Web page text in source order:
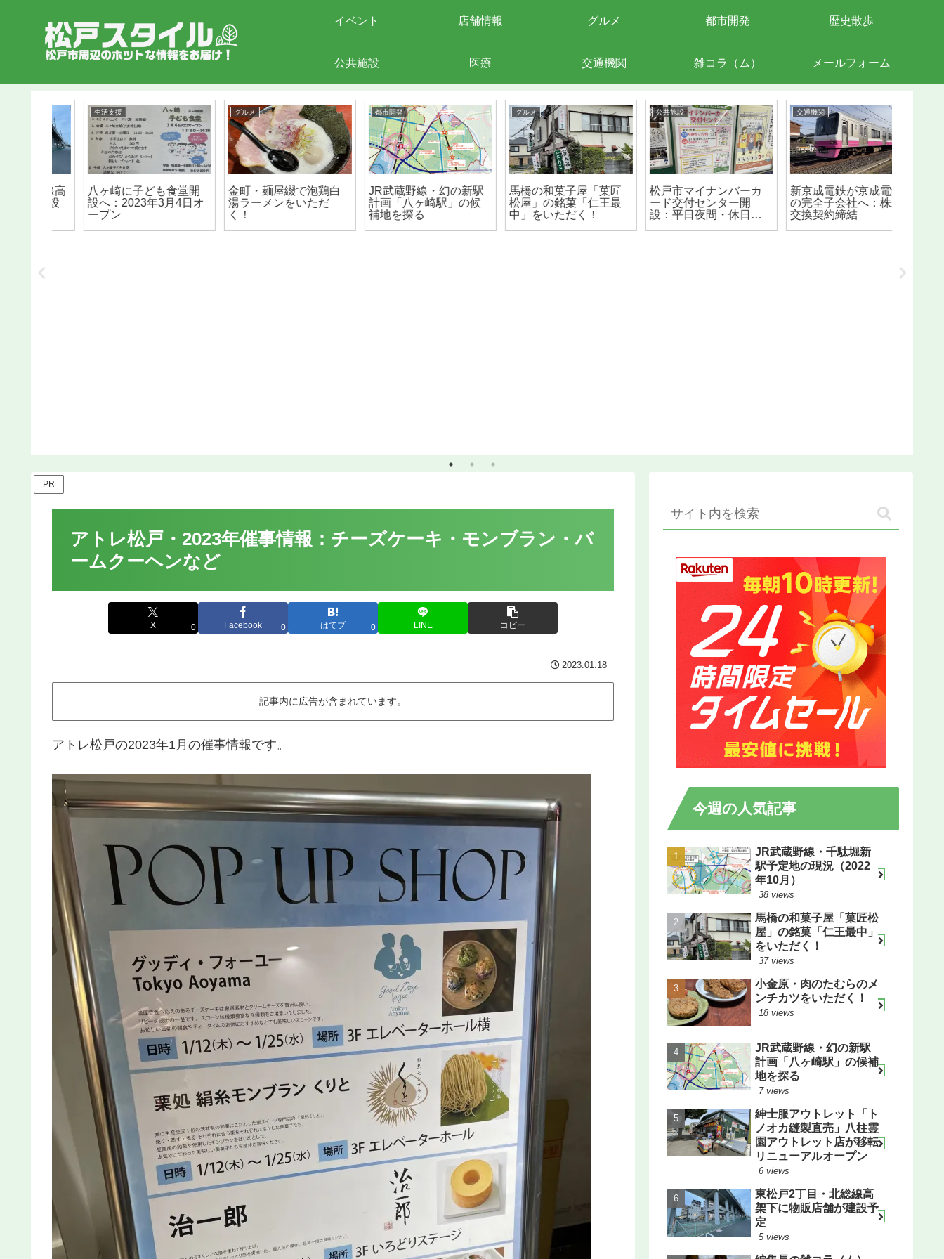
イベント 店舗情報 グルメ 都市開発 歴史散歩
公共施設 医療 交通機関 雑コラ（ム） メールフォーム
生活支援
八ヶ崎に子ども食堂開
設へ：2023年3月4日オ
ープン
金町・麺屋綴で泡鶏白
湯ラーメンをいただ
都市開発
JR武蔵野線・幻の新駅
計画「八ヶ崎駅」の候
補地を探る
グルメ
馬橋の和菓子屋「菓匠
松屋」の銘菓「仁王最
中」をいただく！
公共施設
松戸市マイナンバーカ
ード交付センター開
設：平日夜間・休日も
交通機関
新京成電鉄が京成電鉄
の完全子会社へ：株式
交換契約締結
PR
アトレ松戸・2023年催事情報：チーズケーキ・モンブラン・バ
ームクーヘンなど
X 0 Facebook 0 はてブ 0 LINE コピー
2023.01.18
記事内に広告が含まれています。
アトレ松戸の2023年1月の催事情報です。
今週の人気記事
JR武蔵野線・千駄堀新
駅予定地の現況（2022
年10月）
38 views
馬橋の和菓子屋「菓匠松
屋」の銘菓「仁王最中」
をいただく！
37 views
小金原・肉のたむらのメ
ンチカツをいただく！
18 views
JR武蔵野線・幻の新駅
計画「八ヶ崎駅」の候補
地を探る
7 views
紳士服アウトレット「ト
ノオカ縫製直売」八柱霊
園アウトレット店が移転
リニューアルオープン
6 views
東松戸2丁目・北総線高
架下に物販店舗が建設予
定
5 views